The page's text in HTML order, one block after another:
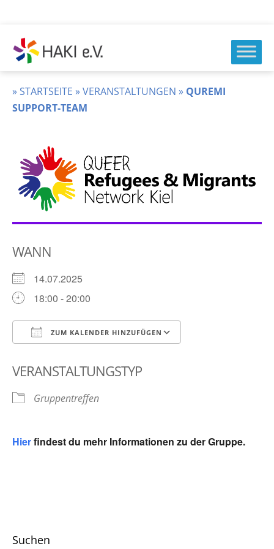
Inhalt
springen
HAKI
e.v.
»STARTSEITE »VERANSTALTUNGEN » QUREMI
SUPPORT-TEAM
WANN
14.07.2025
18:00 - 20:00
ZUM KALENDER HINZUFÜGEN
VERANSTALTUNGSTYP
Gruppentreffen
Hierfindest du mehr Informationen zu der Gruppe.
Suchen